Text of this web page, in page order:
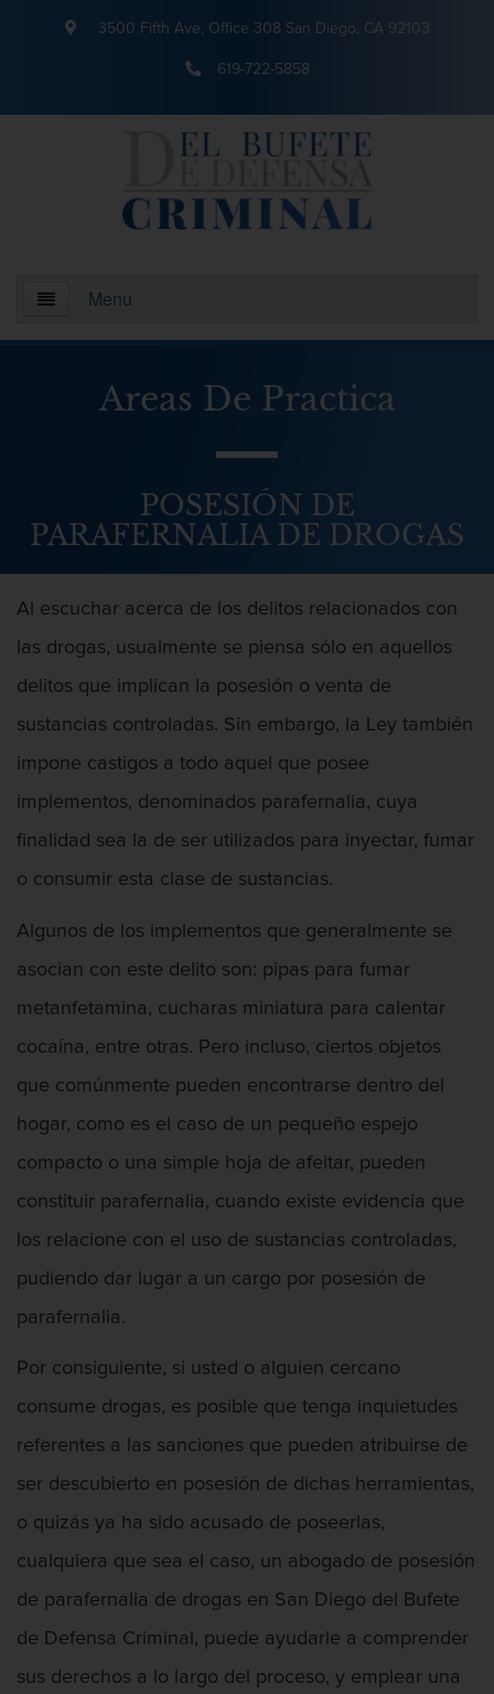
3500 Fifth Ave, Office 308 San Diego, CA 92103
619-722-5858
Menu
¿Quienes somos?
Abuso Infantil
Agresión Sexual
Agresión
Agresión contra un agente del orden
Agresión que causa lesiones
corporales graves
Asalto agravado
Asalto con Arma Mortal
Asalto con químicos cáusticos
Defensa de Asalto
Asuntos Posteriores a la Condena
Eliminación de Antecedentes Penales
Sello de Registros de Arresto
Violación de la libertad condicional
Defensa de Homicidios
Defensa de Licencia Profesional
Licencia Dental
Licencia Médica
Licencia de Enfermería
Areas De Practica
POSESIÓN DE
PARAFERNALIA DE DROGAS
Al escuchar acerca de los delitos relacionados con
las drogas, usualmente se piensa sólo en aquellos
delitos que implican la posesión o venta de
sustancias controladas. Sin embargo, la Ley también
impone castigos a todo aquel que posee
implementos, denominados parafernalia, cuya
finalidad sea la de ser utilizados para inyectar, fumar
o consumir esta clase de sustancias.
Algunos de los implementos que generalmente se
asocian con este delito son: pipas para fumar
metanfetamina, cucharas miniatura para calentar
cocaína, entre otras. Pero incluso, ciertos objetos
que comúnmente pueden encontrarse dentro del
hogar, como es el caso de un pequeño espejo
compacto o una simple hoja de afeitar, pueden
constituir parafernalia, cuando existe evidencia que
los relacione con el uso de sustancias controladas,
pudiendo dar lugar a un cargo por posesión de
parafernalia.
Por consiguiente, si usted o alguien cercano
consume drogas, es posible que tenga inquietudes
referentes a las sanciones que pueden atribuirse de
ser descubierto en posesión de dichas herramientas,
o quizás ya ha sido acusado de poseerlas,
cualquiera que sea el caso, un abogado de posesión
de parafernalia de drogas en San Diego del Bufete
de Defensa Criminal, puede ayudarle a comprender
sus derechos a lo largo del proceso, y emplear una